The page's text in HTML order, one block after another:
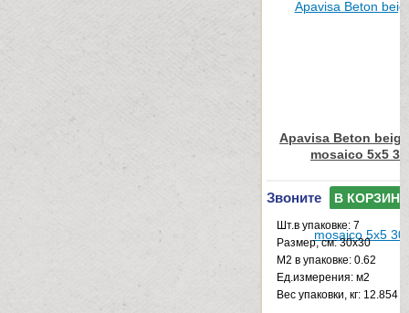
Apavisa Beton
mosaico 5x5
Звоните В КОРЗИНУ
Шт.в упаковке: 7
Размер, см: 30x30
М2 в упаковке: 0.62
Ед.измерения: м2
Веc упаковки, кг: 12.854